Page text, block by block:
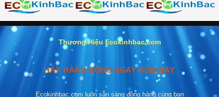
Thương Hiệu Ecokinhbac.com
HÃY HÀNH ĐỘNG NGAY HÔM NAY
Ecokinhbac.com luôn sẵn sàng đồng hàng cùng bạn